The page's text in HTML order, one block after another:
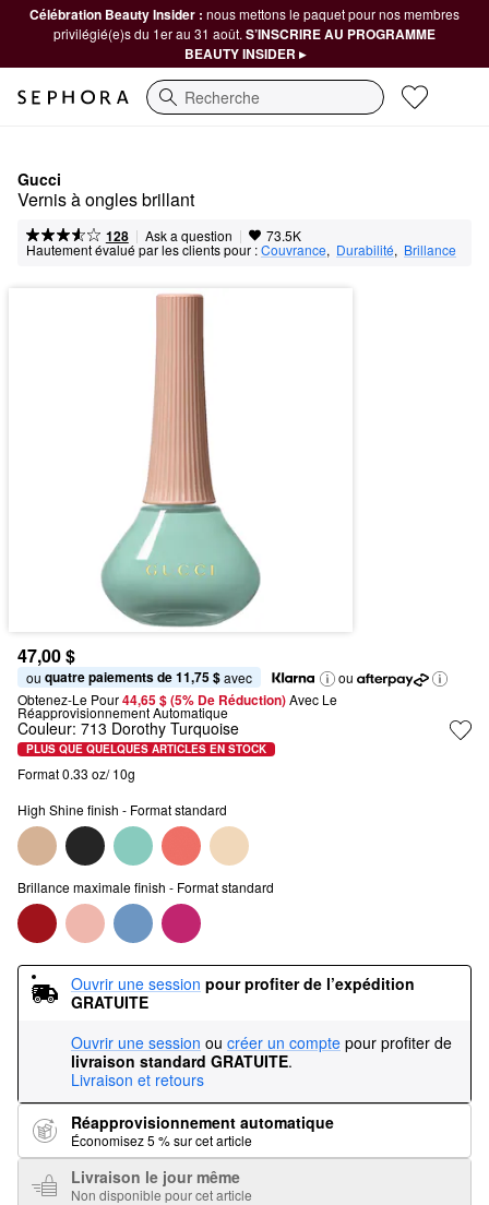
Célébration Beauty Insider : nous mettons le paquet pour nos membres
privilégié(e)s du 1er au 31 août. S’INSCRIRE AU PROGRAMME
BEAUTY INSIDER ▸
Recherche
Gucci
Vernis à ongles brillant
128 | Ask a question | 73.5K
Hautement évalué par les clients pour :Couvrance, Durabilité, Brillance
47,00 $
ou quatre paiements de 11,75 $ avec
ou
Obtenez-Le Pour44,65 $ (5% De Réduction) Avec Le
Réapprovisionnement Automatique
Couleur: 713 Dorothy Turquoise
PLUS QUE QUELQUES ARTICLES EN STOCK
Format 0.33 oz/ 10g
High Shine finish - Format standard
Brillance maximale finish - Format standard
Ouvrir une session pour profiter de l’expédition
GRATUITE
Ouvrir une session ou créer un compte pour profiter de
livraison standard GRATUITE.
Livraison et retours
Réapprovisionnement automatique
Économisez 5 % sur cet article
Livraison le jour même
Non disponible pour cet article